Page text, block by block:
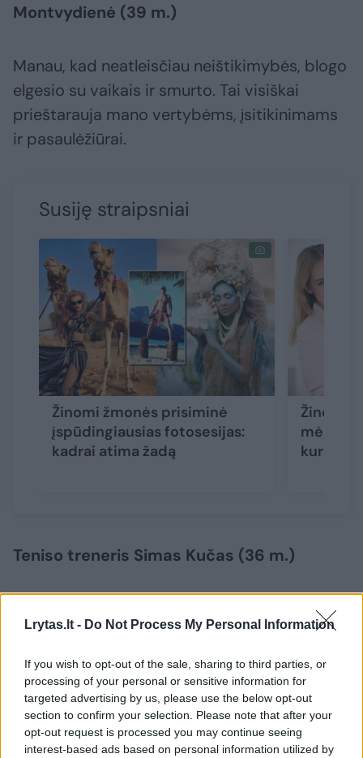
Lrytas.lt - Do Not Process My Personal Information
If you wish to opt-out of the sale, sharing to third parties, or
processing of your personal or sensitive information for
targeted advertising by us, please use the below opt-out
section to confirm your selection. Please note that after your
opt-out request is processed you may continue seeing
interest-based ads based on personal information utilized by
Montvydienė (39 m.)
Manau, kad neatleisčiau neištikimybės, blogo
elgesio su vaikais ir smurto. Tai visiškai
prieštarauja mano vertybėms, įsitikinimams
ir pasaulėžiūrai.
Susiję straipsniai
Žinomi žmonės prisiminė
įspūdingiausias fotosesijas:
kadrai atima žadą
Žinomi
kurie
Teniso treneris Simas Kučas (36 m.)
Esu liberalus žmogus, todėl manau, kad savo
antrajai pusei stengčiausi maksimaliai atleisti
viską. Nėra to vieno dalyko, kurio tikrai
neatleisčiau. Aišku, gerai būtų, kad iki tos
linijos, kai reikėtų kažką atleisti ar neatleisti,
mes neprieitume.